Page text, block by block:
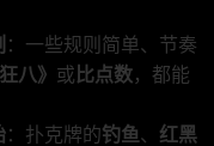
：一些规则简单、节奏
八》 或 比点数，都能
：扑克牌的钓鱼、 红黑